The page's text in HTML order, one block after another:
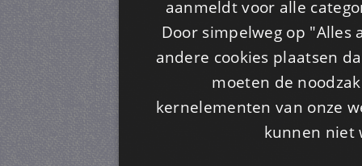
aanmeldt voor alle
Door simpelweg op
andere cookies plaatsen
moeten de
kernelementen van onze
kunnen niet